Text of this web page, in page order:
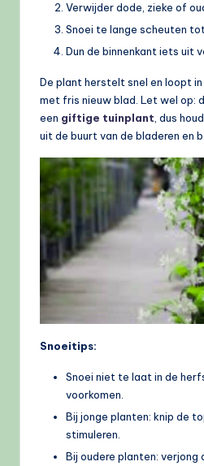
Verwijder dode, zieke of
Snoei te lange scheuten
Dun de binnenkant iets uit
De plant herstelt snel en loopt
met fris nieuw blad. Let wel op:
een giftige tuinplant, dus
uit de buurt van de bladeren en
Snoeitips:
Snoei niet te laat in de
voorkomen.
Bij jonge planten: knip de
stimuleren.
Bij oudere planten: verjong